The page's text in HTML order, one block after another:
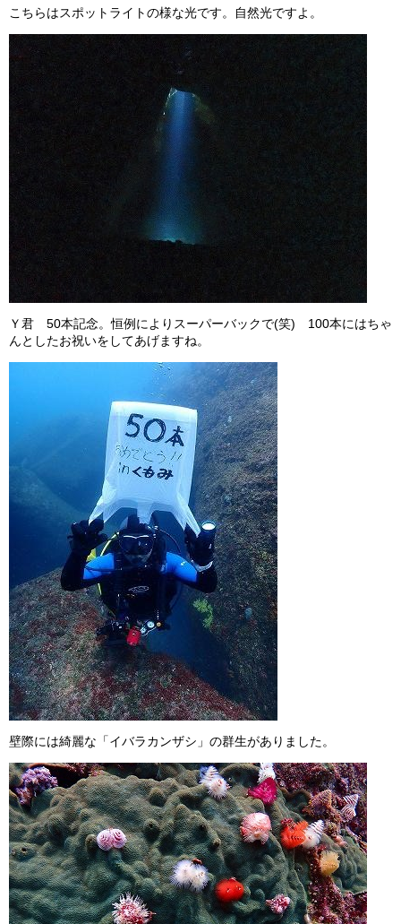
こちらはスポットライトの様な光です。自然光ですよ。
Ｙ君 50本記念。恒例によりスーパーバックで(笑) 100本にはちゃ
んとしたお祝いをしてあげますね。
壁際には綺麗な「イバラカンザシ」の群生がありました。